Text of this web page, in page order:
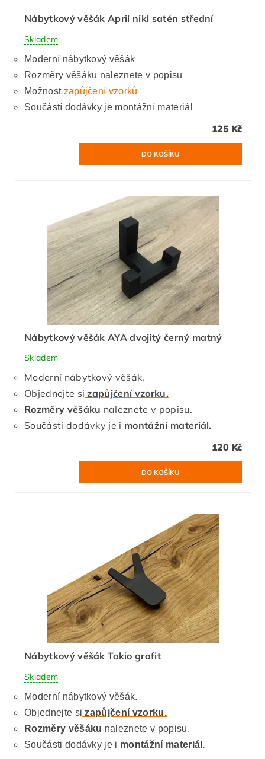
Nábytkový věšák April nikl satén střední
Skladem
Moderní nábytkový věšák
Rozměry věšáku naleznete v popisu
Možnost zapůjčení vzorků
Součástí dodávky je montážní materiál
125 Kč
Nábytkový věšák AYA dvojitý černý matný
Skladem
Moderní nábytkový věšák.
Objednejte si zapůjčení vzorku.
Rozměry věšáku naleznete v popisu.
Součásti dodávky je i montážní materiál.
120 Kč
Nábytkový věšák Tokio grafit
Skladem
Moderní nábytkový věšák.
Objednejte si zapůjčení vzorku.
Rozměry věšáku naleznete v popisu.
Součásti dodávky je i montážní materiál.